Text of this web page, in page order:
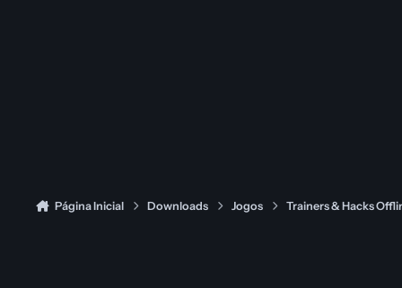
Página Inicial Downloads Jogos Trainers & Hacks